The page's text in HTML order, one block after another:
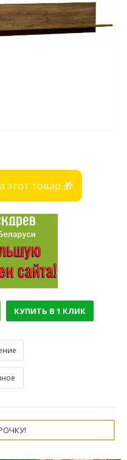
этот товар 🎁
КУПИТЬ В 1 КЛИК